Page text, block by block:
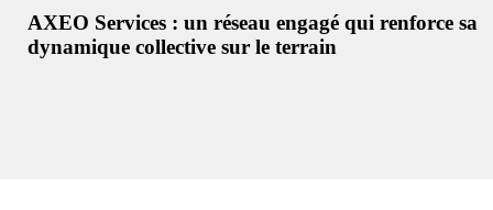
AXEO Services : un réseau engagé qui renforce sa
dynamique collective sur le terrain